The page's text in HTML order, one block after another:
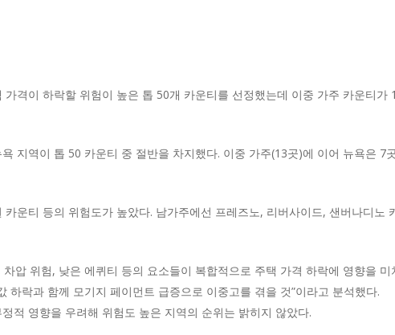
격이 하락할 위험이 높은 톱 50개 카운티를 선정했는데 이중 가주 카운티가
지역이 톱 50 카운티 중 절반을 차지했다. 이중 가주(13곳)에 이어 뉴욕은 7
운티 등의 위험도가 높았다. 남가주에선 프레즈노, 리버사이드, 샌버나디노
압 위험, 낮은 에퀴티 등의 요소들이 복합적으로 주택 가격 하락에 영향을 미
락과 함께 모기지 페이먼트 급증으로 이중고를 겪을 것”이라고 분석했다.
적 영향을 우려해 위험도 높은 지역의 순위는 밝히지 않았다.